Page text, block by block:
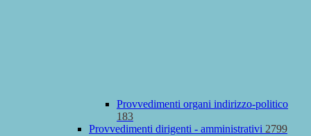
Provvedimenti organi indirizzo-politico
183
Provvedimenti dirigenti - amministrativi 2799